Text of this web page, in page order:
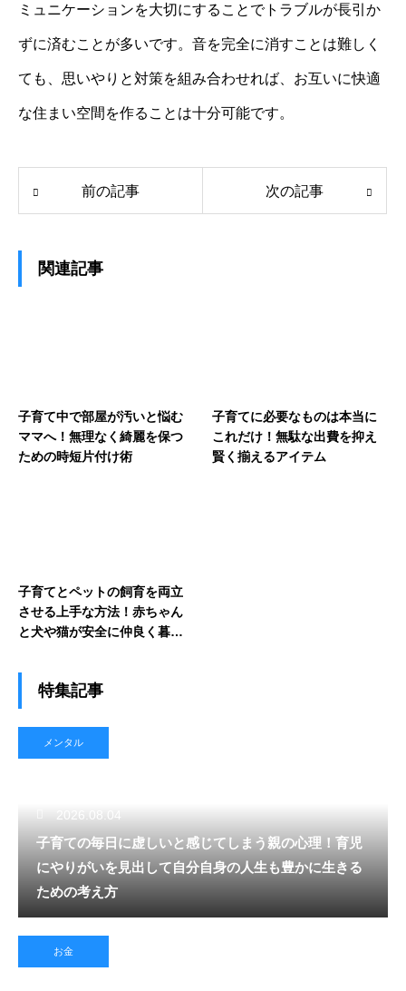
ミュニケーションを大切にすることでトラブルが長引か
ずに済むことが多いです。音を完全に消すことは難しく
ても、思いやりと対策を組み合わせれば、お互いに快適
な住まい空間を作ることは十分可能です。
前の記事 次の記事
関連記事
子育て中で部屋が汚いと悩む
ママへ！無理なく綺麗を保つ
ための時短片付け術
子育てに必要なものは本当に
これだけ！無駄な出費を抑え
賢く揃えるアイテム
子育てとペットの飼育を両立
させる上手な方法！赤ちゃん
と犬や猫が安全に仲良く暮ら
特集記事
メンタル
2026.08.04
子育ての毎日に虚しいと感じてしまう親の心理！育児
にやりがいを見出して自分自身の人生も豊かに生きる
ための考え方
お金